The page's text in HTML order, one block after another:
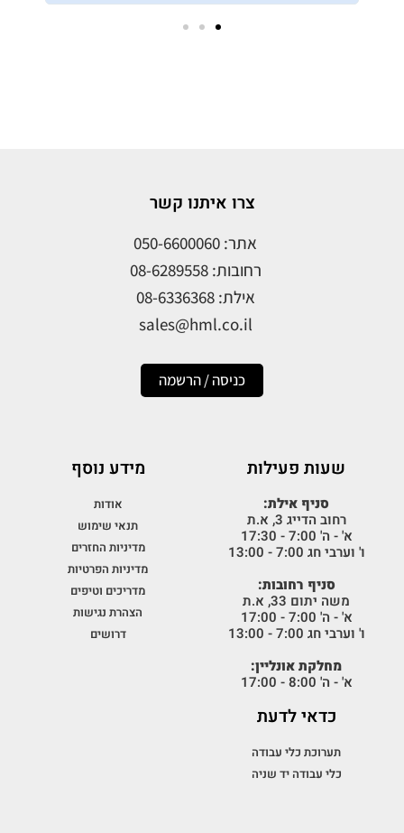
צרו איתנו קשר
אתר: 050-6600060
רחובות: 08-6289558
אילת: 08-6336368
sales@hml.co.il
כניסה / הרשמה
שעות פעילות
סניף אילת:
רחוב הדייג 3, א.ת
א' - ה' 7:00 - 17:30
ו' וערבי חג 7:00 - 13:00
סניף רחובות:
משה יתום 33, א.ת
א' - ה' 7:00 - 17:00
ו' וערבי חג 7:00 - 13:00
מחלקת אונליין:
א' - ה' 8:00 - 17:00
מידע נוסף
אודות
תנאי שימוש
מדיניות החזרים
מדיניות הפרטיות
מדריכים וטיפים
הצהרת נגישות
דרושים
כדאי לדעת
תערוכת כלי עבודה
כלי עבודה יד שניה